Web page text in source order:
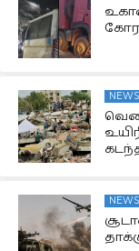
கோர
NEWS
NEWS